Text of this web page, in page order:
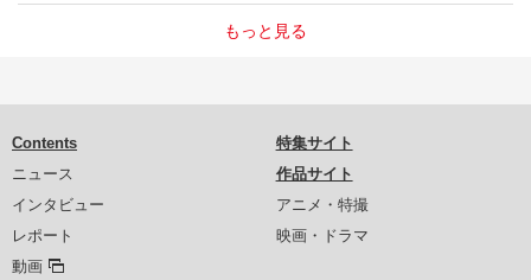
もっと見る
Contents
ニュース
インタビュー
レポート
動画
特集サイト
作品サイト
アニメ・特撮
映画・ドラマ